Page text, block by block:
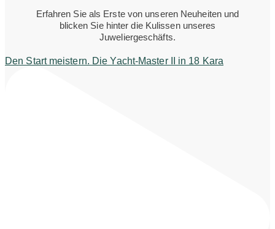
Erfahren Sie als Erste von unseren Neuheiten und
blicken Sie hinter die Kulissen unseres
Juweliergeschäfts.
Den Start meistern. Die Yacht-Master II in 18 Kara